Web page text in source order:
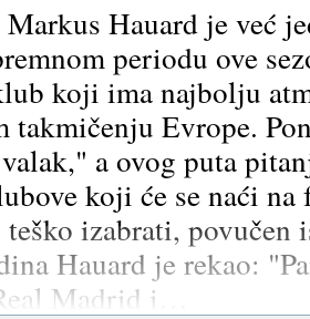
Hauard je već
periodu ove
koji ima najbolju
takmičenju Evrope.
a ovog puta
koji će se naći
izabrati, povučen
Hauard je rekao:
Madrid i…